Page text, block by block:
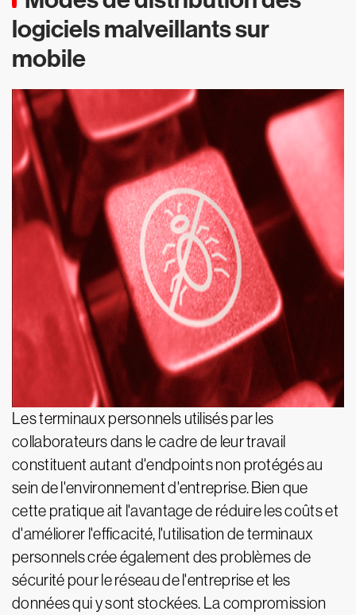
logiciels malveillants sur
mobile
Les terminaux personnels utilisés par les
collaborateurs dans le cadre de leur travail
constituent autant d'endpoints non protégés au
sein de l'environnement d'entreprise. Bien que
cette pratique ait l'avantage de réduire les coûts et
d'améliorer l'efficacité, l'utilisation de terminaux
personnels crée également des problèmes de
sécurité pour le réseau de l'entreprise et les
données qui y sont stockées. La compromission